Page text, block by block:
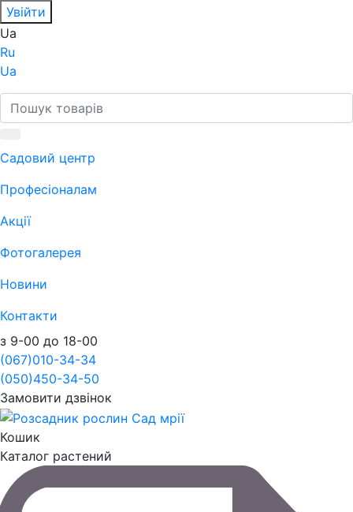
Увійти
Ua
Ru
Ua
Садовий центр
Професіоналам
Акції
Фотогалерея
Новини
Контакти
з 9-00 до 18-00
(067)010-34-34
(050)450-34-50
Замовити дзвінок
Кошик
Каталог растений